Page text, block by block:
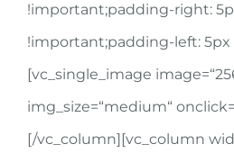
!important;padding-right:
!important;padding-left: 5px
[vc_single_image
img_size=“medium“
[/vc_column][vc_column